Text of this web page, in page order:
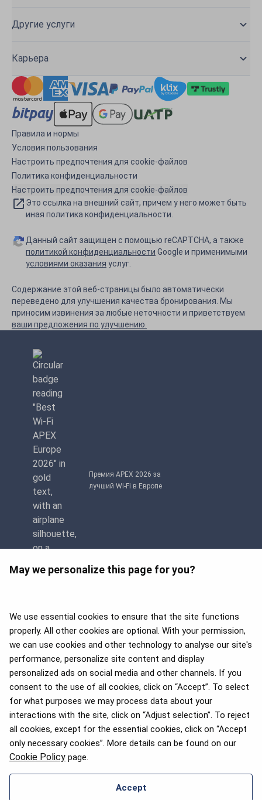
May we personalize this page for you?
We use essential cookies to ensure that the site functions
properly. All other cookies are optional. With your permission,
we can use cookies and other technology to analyse our site's
performance, personalize site content and display
personalized ads on social media and other channels. If you
consent to the use of all cookies, click on “Accept”. To select
for what purposes we may process data about your
interactions with the site, click on “Adjust selection”. To reject
all cookies, except for the essential cookies, click on “Accept
only necessary cookies”. More details can be found on our
Cookie Policy page.
Accept
Другие услуги
Карьера
Правила и нормы
Условия пользования
Настроить предпочтения для cookie-файлов
Политика конфиденциальности
Настроить предпочтения для cookie-файлов
Это ссылка на внешний сайт, причем у него может быть
иная политика конфиденциальности.
Данный сайт защищен с помощью reCAPTCHA, а также
политикой конфиденциальности Google и применимыми
условиями оказания услуг.
Содержание этой веб-страницы было автоматически
переведено для улучшения качества бронирования. Мы
приносим извинения за любые неточности и приветствуем
ваши предложения по улучшению.
Премия APEX 2026 за
лучший Wi-Fi в Европе
APEX 2026 Five Star Major
Airline Award
Премия Flyers' Choice 2025